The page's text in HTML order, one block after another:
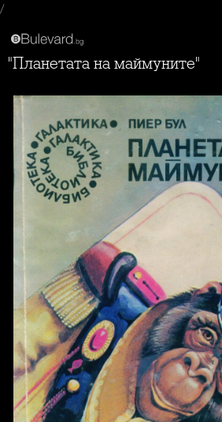
/
"Планетата на маймуните"